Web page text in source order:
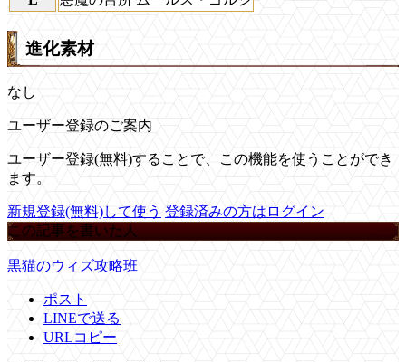
進化素材
なし
ユーザー登録のご案内
ユーザー登録(無料)することで、この機能を使うことができ
ます。
新規登録(無料)して使う 登録済みの方はログイン
この記事を書いた人
黒猫のウィズ攻略班
ポスト
LINEで送る
URLコピー